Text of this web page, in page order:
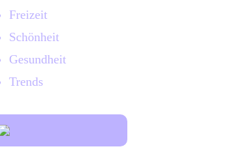
Freizeit
Schönheit
Gesundheit
Trends